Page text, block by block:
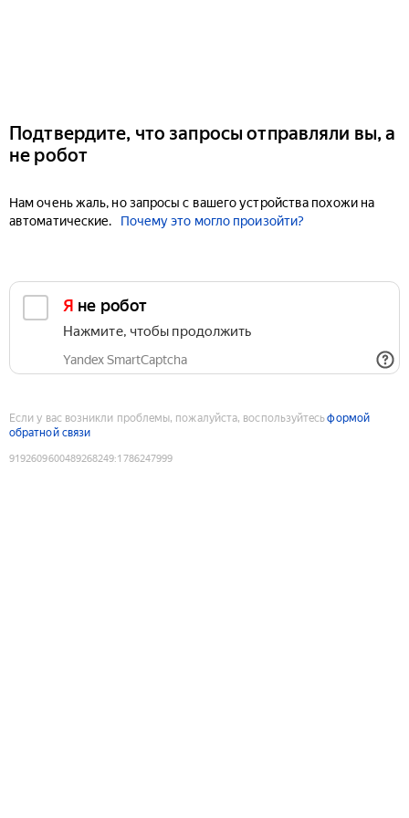
Подтвердите, что запросы отправляли вы, а
не робот
Нам очень жаль, но запросы с вашего устройства похожи на
автоматические.
Почему это могло произойти?
Я не робот
Нажмите, чтобы продолжить
Yandex SmartCaptcha
Если у вас возникли проблемы, пожалуйста, воспользуйтесьформой
обратной связи
9192609600489268249:1786247999